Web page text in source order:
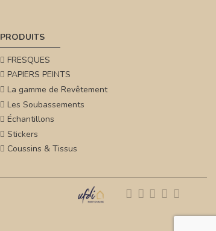
PRODUITS
FRESQUES
PAPIERS PEINTS
La gamme de Revêtement
Les Soubassements
Échantillons
Stickers
Coussins & Tissus